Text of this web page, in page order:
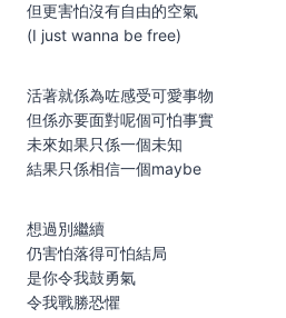
但更害怕沒有自由的空氣
(I just wanna be free)
活著就係為咗感受可愛事物
但係亦要面對呢個可怕事實
未來如果只係一個未知
結果只係相信一個maybe
想過別繼續
仍害怕落得可怕結局
是你令我鼓勇氣
令我戰勝恐懼